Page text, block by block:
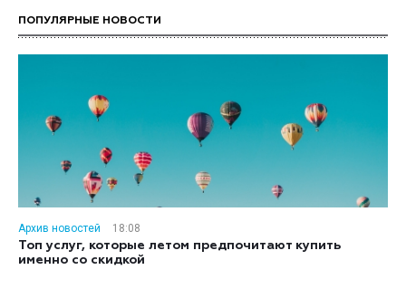
ПОПУЛЯРНЫЕ НОВОСТИ
Архив новостей
18:08
Топ услуг, которые летом предпочитают купить
именно со скидкой